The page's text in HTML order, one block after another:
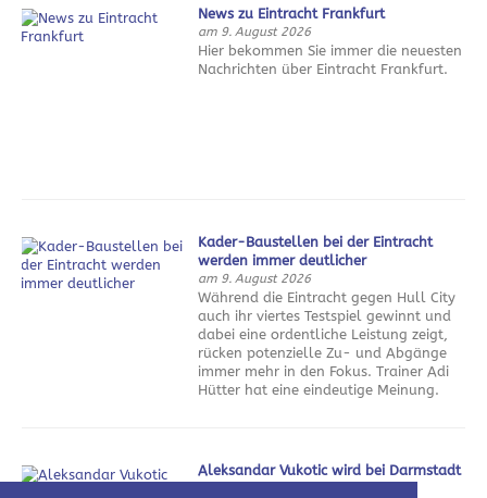
News zu Eintracht Frankfurt
am 9. August 2026
Hier bekommen Sie immer die neuesten
Nachrichten über Eintracht Frankfurt.
Kader-Baustellen bei der Eintracht
werden immer deutlicher
am 9. August 2026
Während die Eintracht gegen Hull City
auch ihr viertes Testspiel gewinnt und
dabei eine ordentliche Leistung zeigt,
rücken potenzielle Zu- und Abgänge
immer mehr in den Fokus. Trainer Adi
Hütter hat eine eindeutige Meinung.
Aleksandar Vukotic wird bei Darmstadt